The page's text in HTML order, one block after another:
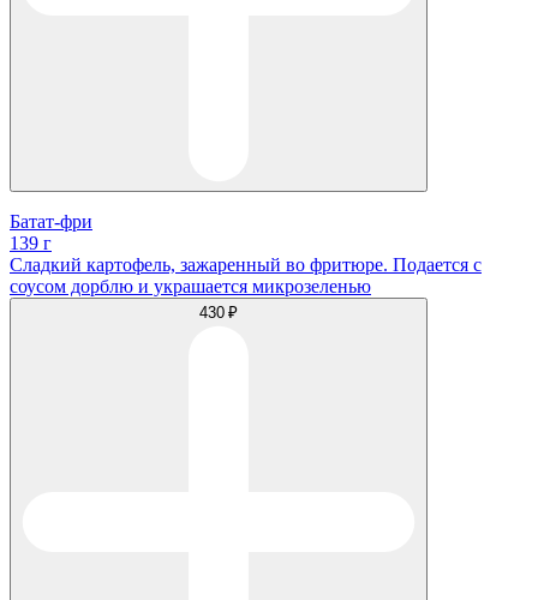
Батат-фри
139 г
Сладкий картофель, зажаренный во фритюре. Подается с
соусом дорблю и украшается микрозеленью
430 ₽